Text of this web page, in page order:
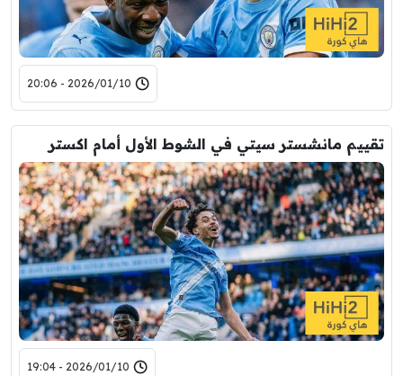
2026/01/10 - 20:06
تقييم مانشستر سيتي في الشوط الأول أمام اكستر
2026/01/10 - 19:04